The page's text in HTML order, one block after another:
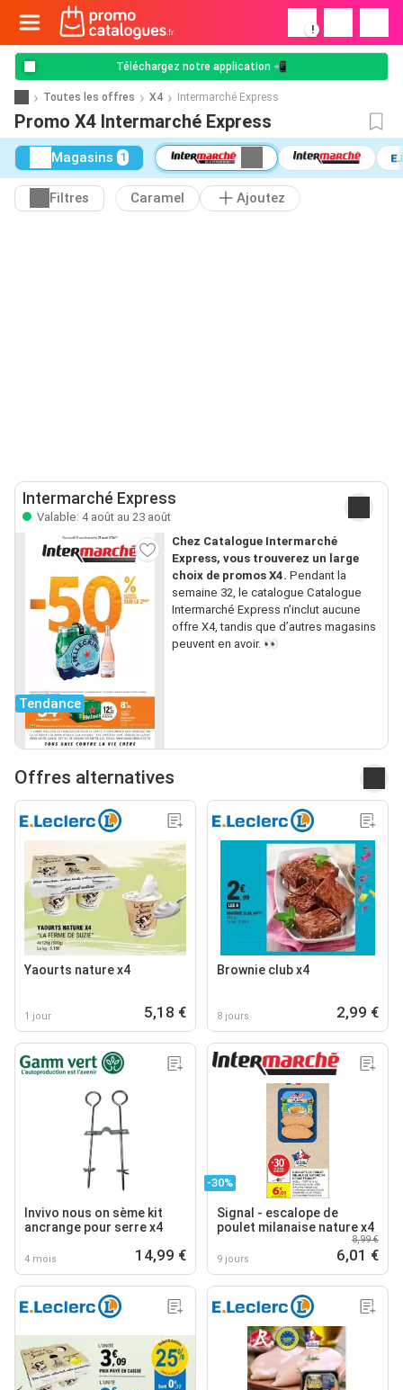
!
Téléchargez notre application 📲
Toutes les offres X4 Intermarché Express
Promo X4 Intermarché Express
Magasins 1
Filtres Caramel Ajoutez
Intermarché Express
Valable: 4 août au 23 août
Tendance
Chez Catalogue Intermarché
Express, vous trouverez un large
choix de promos X4. Pendant la
semaine 32, le catalogue Catalogue
Intermarché Express n’inclut aucune
offre X4, tandis que d’autres magasins
peuvent en avoir. 👀
Offres alternatives
Yaourts nature x4
1 jour 5,18 €
Brownie club x4
8 jours 2,99 €
Invivo nous on sème kit
ancrange pour serre x4
4 mois 14,99 €
-30%
Signal - escalope de
poulet milanaise nature x4
9 jours
8,99 €
6,01 €